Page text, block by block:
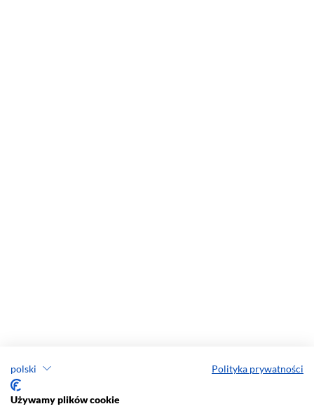
polski Polityka prywatności
Używamy plików cookie